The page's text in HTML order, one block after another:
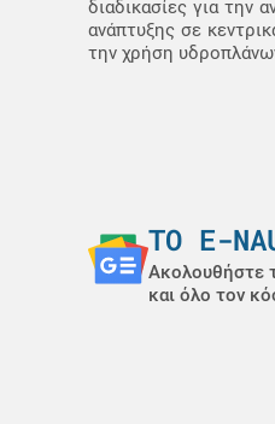
διαδικασίες για
ανάπτυξης σε
την χρήση
ΤΟ E-
Ακολουθήστε
και όλο τον